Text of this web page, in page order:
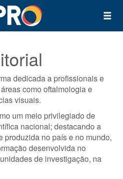
dedicada a profissionais e
como oftalmologia e
visuais.
um meio privilegiado de
nacional; destacando a
produzida no país e no mundo,
desenvolvida no
de investigação, na